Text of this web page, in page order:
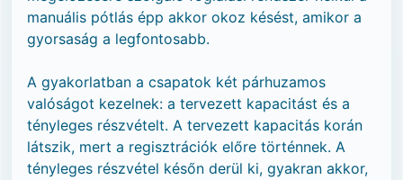
manuális pótlás épp akkor okoz késést, amikor a
gyorsaság a legfontosabb.
A gyakorlatban a csapatok két párhuzamos
valóságot kezelnek: a tervezett kapacitást és a
tényleges részvételt. A tervezett kapacitás korán
látszik, mert a regisztrációk előre történnek. A
tényleges részvétel későn derül ki, gyakran akkor,